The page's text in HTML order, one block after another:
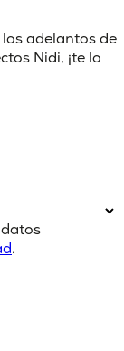
adelantos de
Nidi, ¡te lo
.